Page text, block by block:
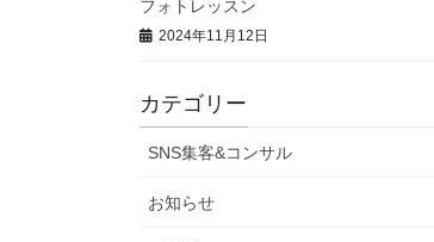
フォトレッスン
2024年11月12日
カテゴリー
SNS集客&コンサル
お知らせ